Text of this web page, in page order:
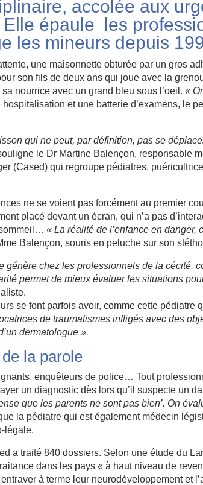
accolée aux
Elle épaule les
les mineurs depuis
une maisonnette obturée par un gros
son fils de deux ans qui joue avec la
sa nourrice avec un grand bleu sous l’oeil.«
hospitalisation et une batterie d’examens, le
qui ne peut, par définition, pas se
le Dr Martine Balençon, responsable
(Cased) qui regroupe pédiatres,
ne se voient pas forcément au premier
placé devant un écran, qui n’a pas
sommeil…« La réalité de l’enfance en danger,
Balençon, souris en peluche sur son
génère chez les professionnels de la cécité,
permet de mieux évaluer les situations
se font parfois avoir, comme cette
de traumatismes infligés avec des
dermatologue ».
la parole
enquêteurs de police… Tout
un diagnostic dès lors qu’il suspecte un
que les parents ne sont pas bien’. On
la pédiatre qui est également médecin
légale.
a traité 840 dossiers. Selon une étude du
dans les pays « à haut niveau de
à terme leur neurodéveloppement et